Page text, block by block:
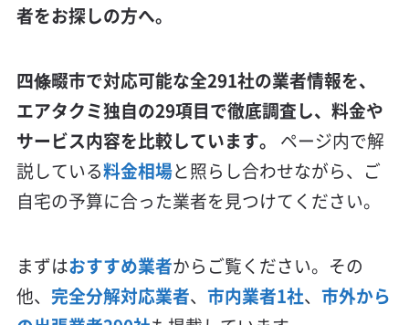
者をお探しの方へ。
四條畷市で対応可能な全291社の業者情報を、
エアタクミ独自の29項目で徹底調査し、料金や
サービス内容を比較しています。
ページ内で解
説している料金相場と照らし合わせながら、ご
自宅の予算に合った業者を見つけてください。
まずはおすすめ業者からご覧ください。その
他、 完全分解対応業者、 市内業者1社、 市外から